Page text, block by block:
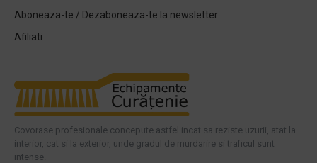
Aboneaza-te / Dezaboneaza-te la newsletter
Afiliati
Covorase profesionale concepute astfel incat sa reziste uzurii, atat la
interior, cat si la exterior, unde gradul de murdarire si traficul sunt
intense.